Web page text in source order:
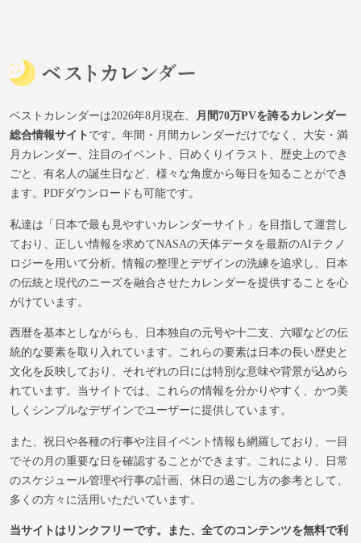
ベストカレンダーは2026年8月現在、
月間70万PVを誇るカレンダー
総合情報サイトです。年間・月間カレンダーだけでなく、大安・満
月カレンダー、注目のイベント、日めくりイラスト、歴史上のでき
ごと、有名人の誕生日など、様々な角度から毎日を知ることができ
ます。PDFダウンロードも可能です。
私達は「日本で最も見やすいカレンダーサイト」を目指して運営し
ており、正しい情報を求めてNASAの天体データを最新のAIテクノ
ロジーを用いて分析。情報の整理とデザインの洗練を追求し、日本
の伝統と現代のニーズを融合させたカレンダーを提供することを心
がけています。
西暦を基本としながらも、日本独自の元号や十二支、六曜などの伝
統的な要素を取り入れています。これらの要素は日本の長い歴史と
文化を反映しており、それぞれの日には特別な意味や背景が込めら
れています。当サイトでは、これらの情報を分かりやすく、かつ美
しくシンプルなデザインでユーザーに提供しています。
また、祝日や各種の行事や注目イベント情報も網羅しており、一目
でその月の重要な日を確認することができます。これにより、日常
のスケジュール管理や行事の計画、休日の過ごし方の参考として、
多くの方々に活用いただいています。
当サイトはリンクフリーです。また、全てのコンテンツを無料で利